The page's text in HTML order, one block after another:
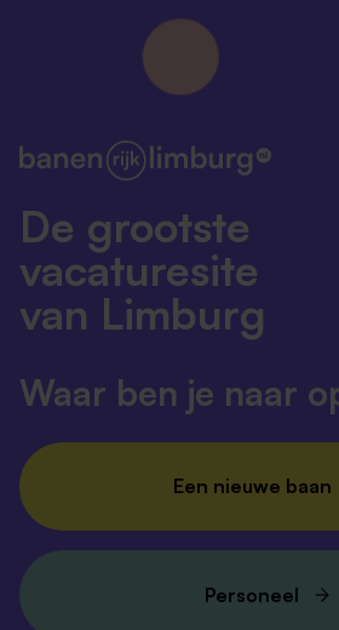
De grootste
vacaturesite
van Limburg
Waar ben je naar
Een nieuwe baan
Personeel